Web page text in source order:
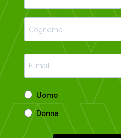
Uomo
Donna